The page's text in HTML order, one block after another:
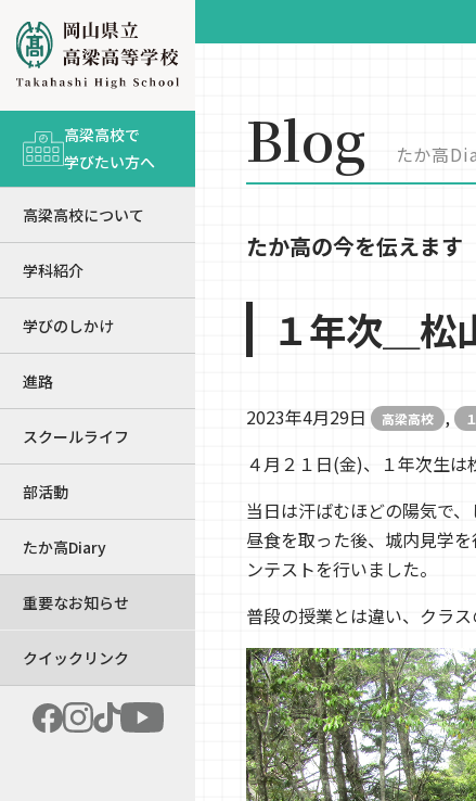
高梁高校で
学びたい方へ
高梁高校について
学科紹介
学びのしかけ
進路
スクールライフ
部活動
たか高Diary
重要なお知らせ
クイックリンク
Blog たか高
たか高の今を伝えます
１年次＿松
2023年4月29日 高梁高校 ,
４月２１日(金)、１年次生は
当日は汗ばむほどの陽気で
昼食を取った後、城内見学
ンテストを行いました。
普段の授業とは違い、クラ